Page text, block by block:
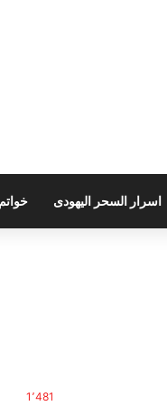
اسرار السحر اليهودى
1٬481